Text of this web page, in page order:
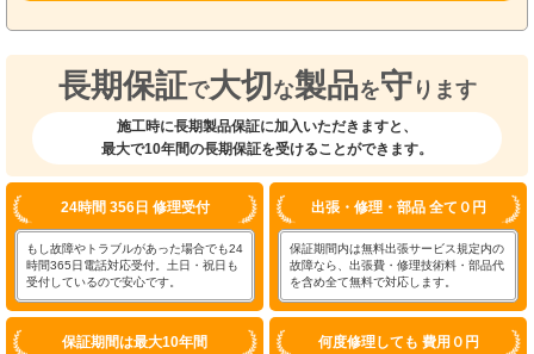
長期保証で大切 な製品を守 ります
施工時に長期製品保証に加入いただきますと、
最大で10年間の長期保証を受けることができます。
24時間 356日 修理受付
もし故障やトラブルがあった場合でも24
時間365日電話対応受付。土日・祝日も
受付しているので安心です。
出張・修理・部品 全て０円
保証期間内は無料出張サービス規定内の
故障なら、出張費・修理技術料・部品代
を含め全て無料で対応します。
保証期間は最大10年間 何度修理しても 費用０円